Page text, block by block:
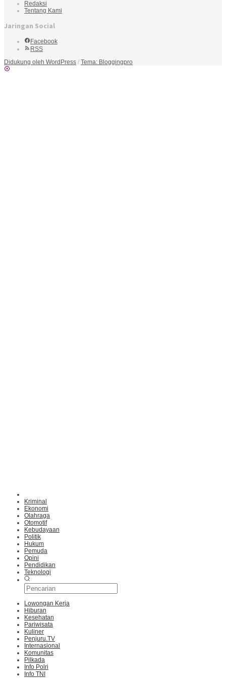
Redaksi
Tentang Kami
Jaringan Social
Facebook
RSS
Didukung oleh WordPress / Tema: Bloggingpro
Kriminal
Ekonomi
Olahraga
Otomotif
Kebudayaan
Politik
Hukum
Pemuda
Opini
Pendidikan
Teknologi
Lowongan Kerja
Hiburan
Kesehatan
Pariwisata
Kuliner
Penjuru.TV
Internasional
Komunitas
Pilkada
Info Polri
Info TNI